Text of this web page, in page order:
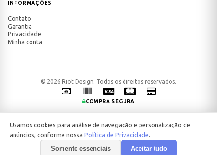
INFORMAÇÕES
Contato
Garantia
Privacidade
Minha conta
© 2026 Riot Design. Todos os direitos reservados.
COMPRA SEGURA
Usamos cookies para análise de navegação e personalização de
anúncios, conforme nossa Política de Privacidade.
Somente essenciais Aceitar tudo